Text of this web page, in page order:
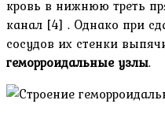
кровь в нижнюю треть
канал [4] . Однако при
сосудов их стенки
геморроидальные узлы.